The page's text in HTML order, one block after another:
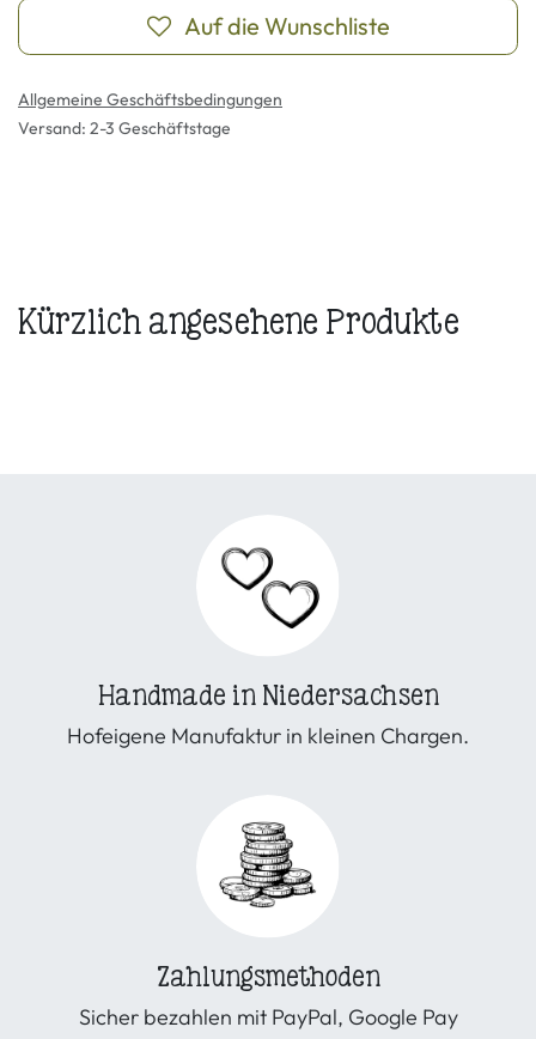
Auf die Wunschliste
Allgemeine Geschäftsbedingungen
Versand: 2-3 Geschäftstage
Kürzlich angesehene Produkte
Handmade in Niedersachsen
Hofeigene Manufaktur in kleinen Chargen.
Zahlungsmethoden
Sicher bezahlen mit PayPal, Google Pay